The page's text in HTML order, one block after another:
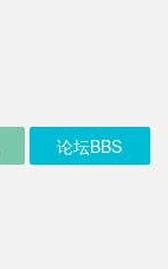
论坛BBS